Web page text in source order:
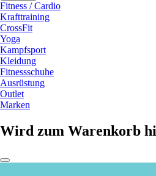
Fitness / Cardio
Krafttraining
CrossFit
Yoga
Kampfsport
Kleidung
Fitnessschuhe
Ausrüstung
Outlet
Marken
Wird zum Warenkorb